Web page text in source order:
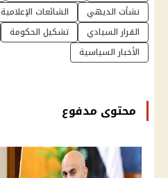
نشأت الديهي
الشائعات الإعلامية
القرار السيادي
تشكيل الحكومة
الأخبار السياسية
محتوى مدفوع